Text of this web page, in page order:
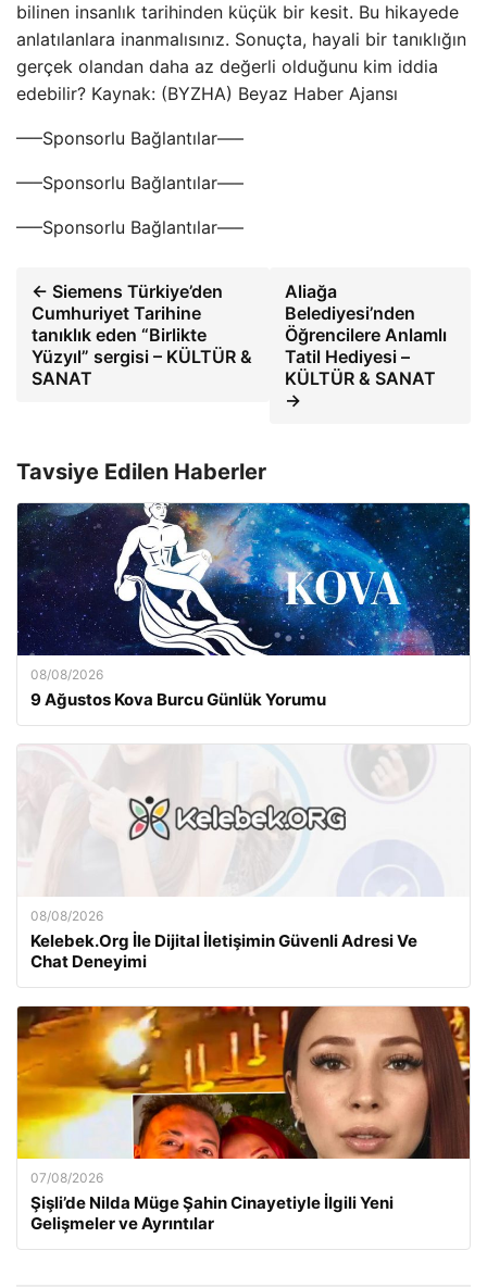
bilinen insanlık tarihinden küçük bir kesit. Bu hikayede
anlatılanlara inanmalısınız. Sonuçta, hayali bir tanıklığın
gerçek olandan daha az değerli olduğunu kim iddia
edebilir? Kaynak: (BYZHA) Beyaz Haber Ajansı
—–Sponsorlu Bağlantılar—–
—–Sponsorlu Bağlantılar—–
—–Sponsorlu Bağlantılar—–
← Siemens Türkiye’den
Cumhuriyet Tarihine
tanıklık eden “Birlikte
Yüzyıl” sergisi – KÜLTÜR &
SANAT
Aliağa
Belediyesi’nden
Öğrencilere Anlamlı
Tatil Hediyesi –
KÜLTÜR & SANAT
→
Tavsiye Edilen Haberler
08/08/2026
9 Ağustos Kova Burcu Günlük Yorumu
08/08/2026
Kelebek.Org İle Dijital İletişimin Güvenli Adresi Ve
Chat Deneyimi
07/08/2026
Şişli’de Nilda Müge Şahin Cinayetiyle İlgili Yeni
Gelişmeler ve Ayrıntılar